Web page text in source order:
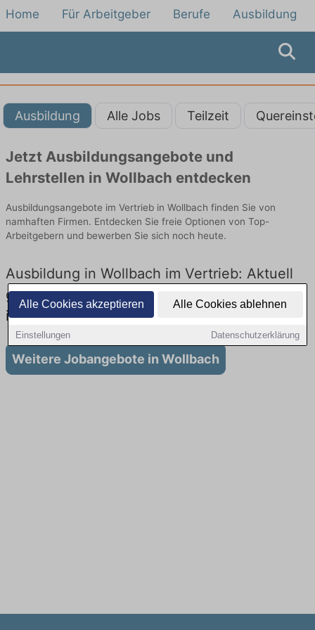
Alle Cookies akzeptieren Alle Cookies ablehnen
Einstellungen Datenschutzerklärung
Home Für Arbeitgeber Berufe Ausbildung
Ausbildung Alle Jobs Teilzeit
Jetzt Ausbildungsangebote und
Lehrstellen in Wollbach entdecken
Ausbildungsangebote im Vertrieb in Wollbach finden Sie von
namhaften Firmen. Entdecken Sie freie Optionen von Top-
Arbeitgebern und bewerben Sie sich noch heute.
Ausbildung in Wollbach im Vertrieb: Aktuell
gibt es keine Stellenangebote für Ausbildung
in Wollbach
Weitere Jobangebote in Wollbach